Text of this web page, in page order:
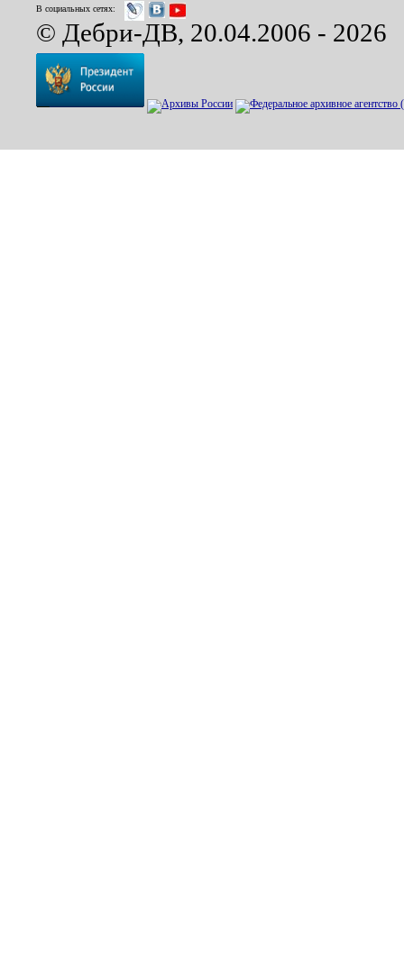
В социальных сетях:
© Дебри-ДВ, 20.04.2006 - 2026